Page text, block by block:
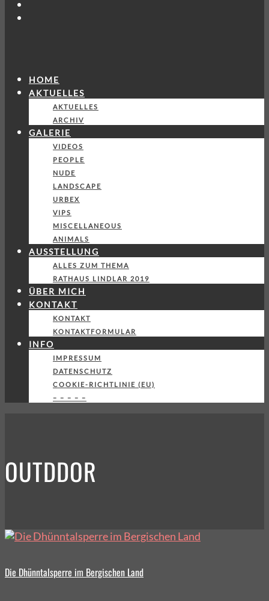
HOME
AKTUELLES
AKTUELLES
ARCHIV
GALERIE
VIDEOS
PEOPLE
NUDE
LANDSCAPE
URBEX
VIPS
MISCELLANEOUS
ANIMALS
AUSSTELLUNG
ALLES ZUM THEMA
RATHAUS LINDLAR 2019
ÜBER MICH
KONTAKT
KONTAKT
KONTAKTFORMULAR
INFO
IMPRESSUM
DATENSCHUTZ
COOKIE-RICHTLINIE (EU)
– – – – –
OUTDDOR
Die Dhünntalsperre im Bergischen Land